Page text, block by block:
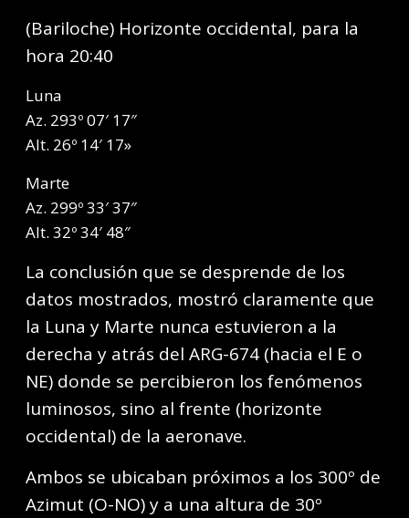
(Bariloche) Horizonte occidental, para la
hora 20:40
Luna
Az. 293º 07′ 17″
Alt. 26º 14′ 17»
Marte
Az. 299º 33′ 37″
Alt. 32º 34′ 48″
La conclusión que se desprende de los
datos mostrados, mostró claramente que
la Luna y Marte nunca estuvieron a la
derecha y atrás del ARG-674 (hacia el E o
NE) donde se percibieron los fenómenos
luminosos, sino al frente (horizonte
occidental) de la aeronave.
Ambos se ubicaban próximos a los 300º de
Azimut (O-NO) y a una altura de 30º